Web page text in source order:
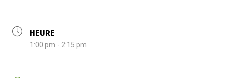
HEURE
1:00 pm - 2:15 pm